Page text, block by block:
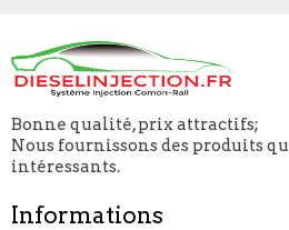
Bonne qualité, prix attractifs;
Nous fournissons des produits
intéressants.
Informations